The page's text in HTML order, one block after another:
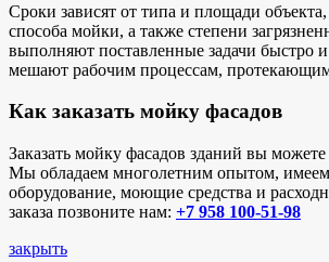
Сроки зависят от типа и площади
способа мойки, а также степени
выполняют поставленные задачи быстро
мешают рабочим процессам,
Как заказать мойку фасадов
Заказать мойку фасадов зданий вы
Мы обладаем многолетним опытом, имеем
оборудование, моющие средства и
заказа позвоните нам: +7 958 100-51-98
закрыть